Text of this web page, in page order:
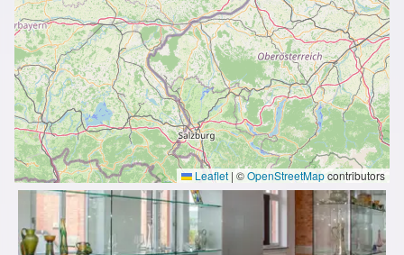
Leaflet | ©OpenStreetMapcontributors